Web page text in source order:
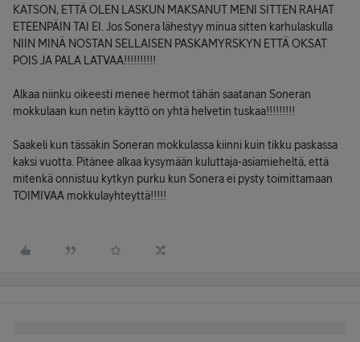
KATSON, ETTÄ OLEN LASKUN MAKSANUT MENI SITTEN RAHAT
ETEENPÄIN TAI EI. Jos Sonera lähestyy minua sitten karhulaskulla
NIIN MINÄ NOSTAN SELLAISEN PASKAMYRSKYN ETTÄ OKSAT
POIS JA PALA LATVAA!!!!!!!!!!
Alkaa niinku oikeesti menee hermot tähän saatanan Soneran
mokkulaan kun netin käyttö on yhtä helvetin tuskaa!!!!!!!!!
Saakeli kun tässäkin Soneran mokkulassa kiinni kuin tikku paskassa
kaksi vuotta. Pitänee alkaa kysymään kuluttaja-asiamieheltä, että
mitenkä onnistuu kytkyn purku kun Sonera ei pysty toimittamaan
TOIMIVAA mokkulayhteyttä!!!!!